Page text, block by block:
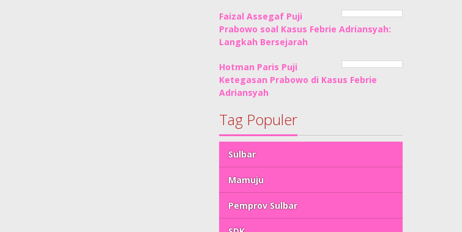
Faizal Assegaf Puji
Prabowo soal Kasus Febrie Adriansyah:
Langkah Bersejarah
Hotman Paris Puji
Ketegasan Prabowo di Kasus Febrie
Adriansyah
Tag Populer
Sulbar
Mamuju
Pemprov Sulbar